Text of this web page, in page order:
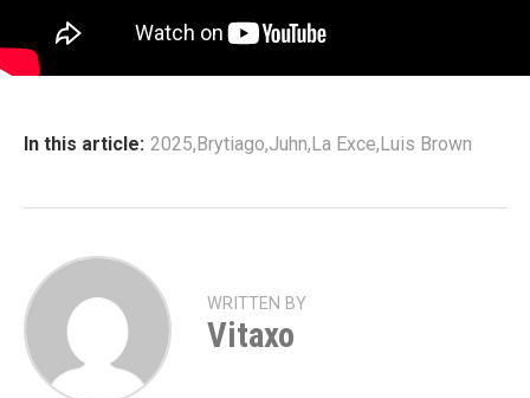
In this article: 2025,Brytiago,Juhn,La Exce,Luis Brown
WRITTEN BY
Vitaxo